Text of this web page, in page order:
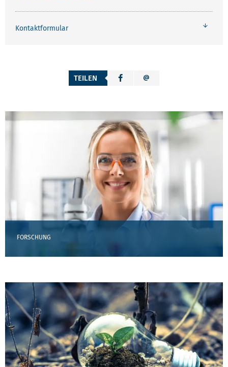
Kontaktformular
TEILEN
WEITERE INTERESSANTE ANGEBOTE UND
FORSCHUNG